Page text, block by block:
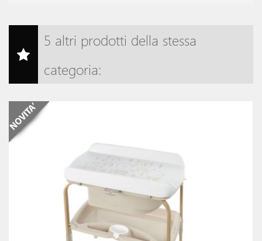
5 altri prodotti della stessa
categoria: